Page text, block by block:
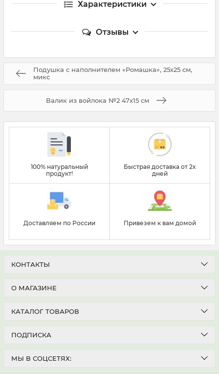
Характеристики
Отзывы
Подушка с наполнителем «Ромашка», 25х25 см,
микс
Валик из войлока №2 47х15 см
100% натуральный
продукт!
Быстрая доставка от 2х
дней
Доставляем по России Привезем к вам домой
КОНТАКТЫ
О МАГАЗИНЕ
КАТАЛОГ ТОВАРОВ
ПОДПИСКА
МЫ В СОЦСЕТЯХ: